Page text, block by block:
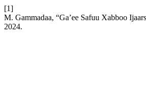
[1]
M. Gammadaa, “Ga’ee Safuu Xabboo
2024.